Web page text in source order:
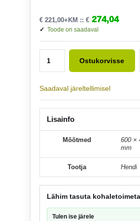
Suitsutamispüstol
Tangid ja Pintsetid
Toiduvormid
€221,00+KM :: €274,04
Toode on saadaval
600x400x1800mm
Ostukorvisse
Saadaval järeltellimisel
Lisainfo
Mõõtmed
600 ×
mm
Tootja Hendi
Lähim tasuta
Tulen ise järele